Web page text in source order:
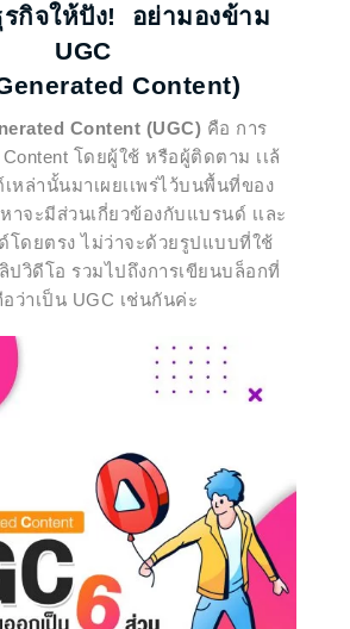
กิจให้ปัง! อย่ามองข้าม
UGC
Content)
Content (UGC) คือ การ
Content โดยผู้ใช้ หรือผู้ติดตาม เเล้
หล่านั้นมาเผยเเพร่ไว้บนพื้นที่ของ
าจะมีส่วนเกี่ยวข้องกับแบรนด์ เเละ
โดยตรง ไม่ว่าจะด้วยรูปแบบที่ใช้
ปวิดีโอ รวมไปถึงการเขียนบล็อกที่
ว่าเป็น UGC เช่นกันค่ะ